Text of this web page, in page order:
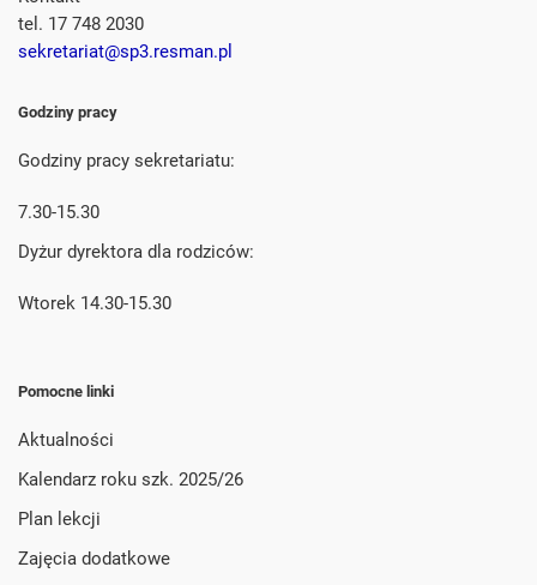
tel. 17 748 2030
sekretariat@sp3.resman.pl
Godziny pracy
Godziny pracy sekretariatu:
7.30-15.30
Dyżur dyrektora dla rodziców:
Wtorek 14.30-15.30
Pomocne linki
Aktualności
Kalendarz roku szk. 2025/26
Plan lekcji
Zajęcia dodatkowe